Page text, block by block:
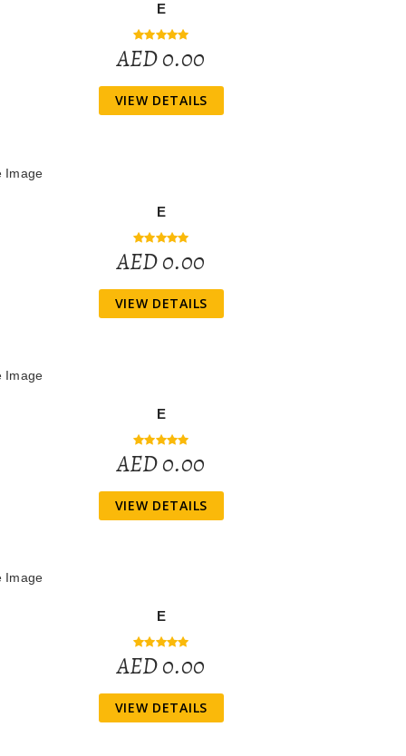
E
AED 0.00
VIEW DETAILS
E
AED 0.00
VIEW DETAILS
E
AED 0.00
VIEW DETAILS
E
AED 0.00
VIEW DETAILS